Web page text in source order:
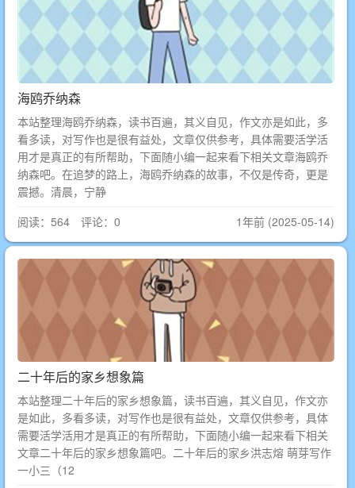
海鸥乔纳森
本站整理海鸥乔纳森，读书百遍，其义自见，作文亦是如此，多
看多读，对写作也是很有益处，文章仅供参考，具体需要活学活
用才是真正的有所帮助，下面随小编一起来看下相关文章海鸥乔
纳森吧。在追梦的路上，海鸥乔纳森的故事，不仅是传奇，更是
震撼。清晨，宁静
阅读：564 评论：0
1年前 (2025-05-14)
二十年后的家乡想象篇
本站整理二十年后的家乡想象篇，读书百遍，其义自见，作文亦
是如此，多看多读，对写作也是很有益处，文章仅供参考，具体
需要活学活用才是真正的有所帮助，下面随小编一起来看下相关
文章二十年后的家乡想象篇吧。二十年后的家乡洪志熔 萌芽写作
一小三（12